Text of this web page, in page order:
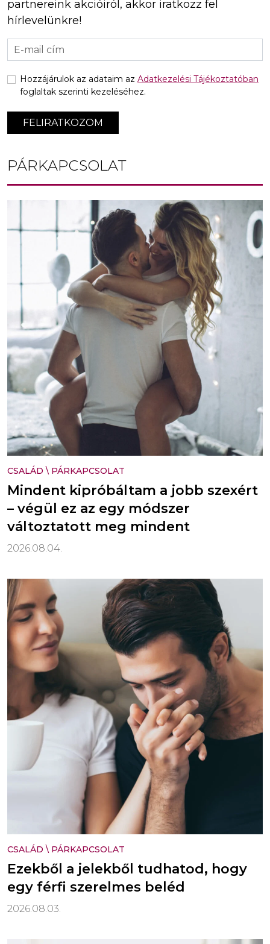
partnereink akcióiról, akkor iratkozz fel
hírlevelünkre!
FELIRATKOZOM
Hozzájárulok az adataim az Adatkezelési Tájékoztatóban
foglaltak szerinti kezeléséhez.
PÁRKAPCSOLAT
CSALÁD \ PÁRKAPCSOLAT
Mindent kipróbáltam a jobb szexért
– végül ez az egy módszer
változtatott meg mindent
2026.08.04.
CSALÁD \ PÁRKAPCSOLAT
Ezekből a jelekből tudhatod, hogy
egy férfi szerelmes beléd
2026.08.03.